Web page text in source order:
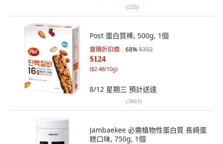
(235)
Post 蛋白質棒, 500g, 1個
首購折扣價 68%$392
$124
($2.48/10g)
8/12 星期三 預計送達
(3863)
Jambaekee 必需植物性蛋白質 長崎蛋
糕口味, 750g, 1個